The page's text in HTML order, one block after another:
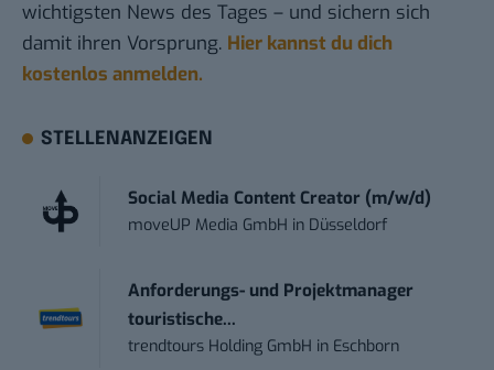
wichtigsten News des Tages – und sichern sich
damit ihren Vorsprung. Hier kannst du dich
kostenlos anmelden.
STELLENANZEIGEN
Social Media Content Creator (m/w/d)
moveUP Media GmbH in Düsseldorf
Anforderungs- und Projektmanager
touristische...
trendtours Holding GmbH in Eschborn